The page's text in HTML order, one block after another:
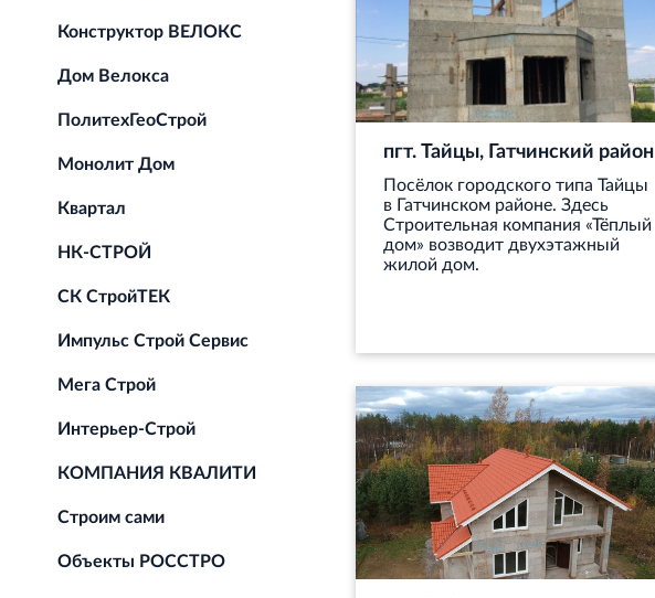
Конструктор ВЕЛОКС
Дом Велокса
ПолитехГеоСтрой
Монолит Дом
Квартал
НК-СТРОЙ
СК СтройТЕК
Импульс Строй Сервис
Мега Строй
Интерьер-Строй
КОМПАНИЯ КВАЛИТИ
Строим сами
Объекты РОССТРО
пгт. Тайцы, Гатчинский район
Посёлок городского типа Тайцы
в Гатчинском районе. Здесь
Строительная компания «Тёплый
дом» возводит двухэтажный
жилой дом.